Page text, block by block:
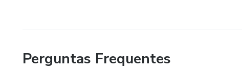
Perguntas Frequentes